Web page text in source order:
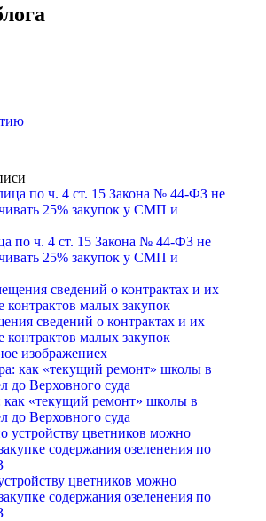
по ч. 4 ст. 15 Закона № 44-ФЗ не
25% закупок у СМП и
сведений о контрактах и их
контрактов малых закупок
x
«текущий ремонт» школы в
до Верховного суда
цветников можно
содержания озеленения по